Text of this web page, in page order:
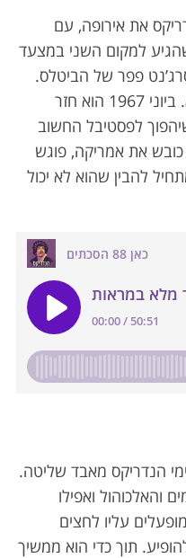
את אירופה, עם
למקום השני במצעד
פפר של הביטלס.
אבל במולדת מעטים ידעו מי הוא. ביוני 1967 הוא חזר
לפסטיבל החשוב
את אמריקה, פוגש
להבין שהוא לא יכול
הנדריקס מאבד שליטה.
והאלכוהול ואפילו
עליו לחצים
תוך כדי הוא ממשיך